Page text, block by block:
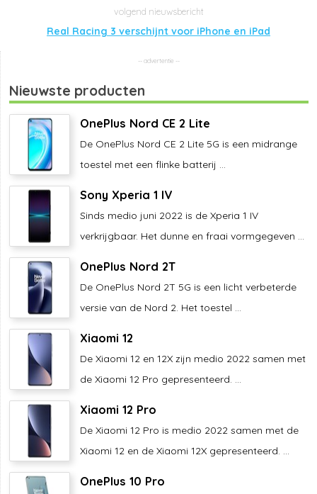
Real Racing 3 verschijnt voor iPhone en iPad
Nieuwste producten
OnePlus Nord CE 2 Lite
De OnePlus Nord CE 2 Lite 5G is een midrange
toestel met een flinke batterij ...
Sony Xperia 1 IV
Sinds medio juni 2022 is de Xperia 1 IV
verkrijgbaar. Het dunne en fraai vormgegeven ...
OnePlus Nord 2T
De OnePlus Nord 2T 5G is een licht verbeterde
versie van de Nord 2. Het toestel ...
Xiaomi 12
De Xiaomi 12 en 12X zijn medio 2022 samen met
de Xiaomi 12 Pro gepresenteerd. ...
Xiaomi 12 Pro
De Xiaomi 12 Pro is medio 2022 samen met de
Xiaomi 12 en de Xiaomi 12X gepresenteerd. ...
OnePlus 10 Pro